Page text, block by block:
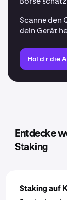
Scanne den
dein Gerät
Hol dir die
Entdecke
Staking
Staking auf